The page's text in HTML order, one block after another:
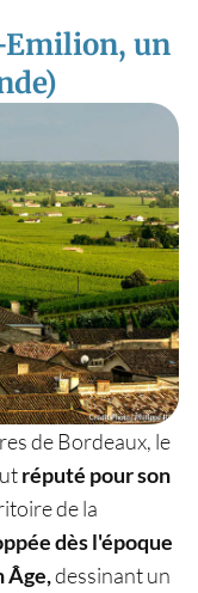
Emilion, un
de Bordeaux, le
réputé pour son
de la
dès l'époque
Âge,dessinant un